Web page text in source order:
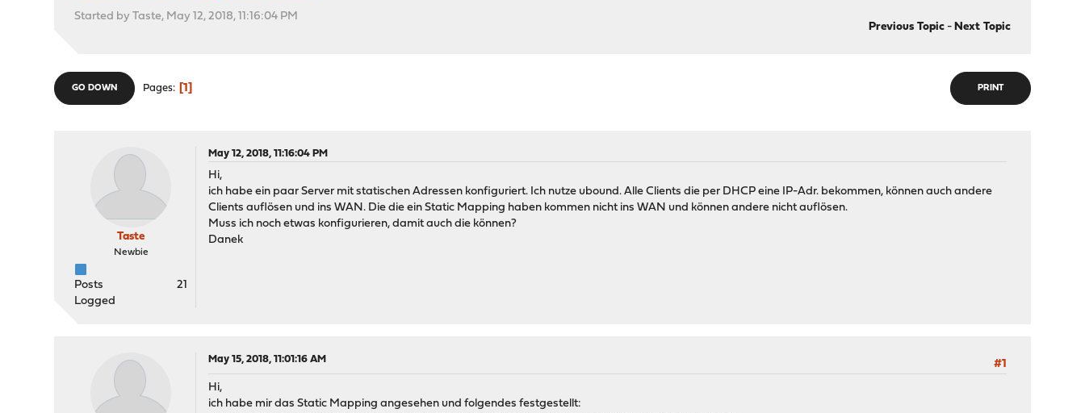
Started by Taste, May 12, 2018, 11:16:04 PM
Previous Topic- Next Topic
PRINT
GO DOWN Pages 1
Taste
Newbie
Posts
21
Logged
May 12, 2018, 11:16:04 PM
Hi,
ich habe ein paar Server mit statischen Adressen konfiguriert. Ich nutze ubound. Alle Clients die per DHCP eine IP-Adr. bekommen, können auch andere
Clients auflösen und ins WAN. Die die ein Static Mapping haben kommen nicht ins WAN und können andere nicht auflösen.
Muss ich noch etwas konfigurieren, damit auch die können?
Danek
May 15, 2018, 11:01:16 AM
#1
Hi,
ich habe mir das Static Mapping angesehen und folgendes festgestellt: